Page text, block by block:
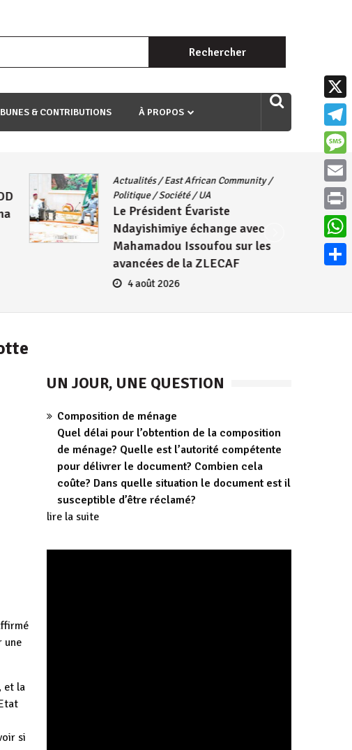
.Wewe uri ngaha ndagusigiye iki kibazo : Uriko ukora iki kugira ngo
Rechercher :
& CONTRIBUTIONS À PROPOS
Actualités/East African Community/
Politique/Société/UA
Le Président Évariste
Ndayishimiye échange avec
Mahamadou Issoufou sur les
avancées de la ZLECAF
4 août 2026
une
et la
si
UN JOUR, UNE QUESTION
Composition de ménage
Quel délai pour l’obtention de la composition
de ménage? Quelle est l’autorité compétente
pour délivrer le document? Combien cela
coûte? Dans quelle situation le document est il
susceptible d’être réclamé?
lire la suite
X
Email
Print